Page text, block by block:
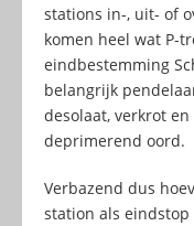
stations in-, uit- of
komen heel wat P-
eindbestemming
belangrijk
desolaat, verkrot
deprimerend oord.
Verbazend dus
station als